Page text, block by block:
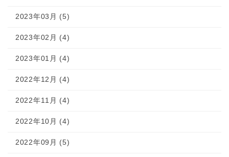
2023年03月 (5)
2023年02月 (4)
2023年01月 (4)
2022年12月 (4)
2022年11月 (4)
2022年10月 (4)
2022年09月 (5)